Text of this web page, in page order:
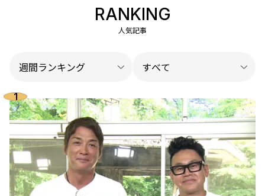
RANKING
人気記事